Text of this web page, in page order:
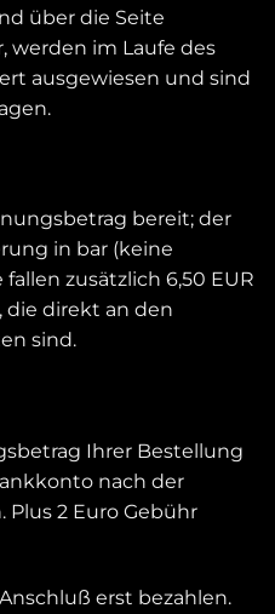
über die Seite
werden im Laufe des
ausgewiesen und sind
bereit; der
in bar (keine
zusätzlich 6,50 EUR
die direkt an den
sind.
Ihrer Bestellung
nach der
2 Euro Gebühr
erst bezahlen.